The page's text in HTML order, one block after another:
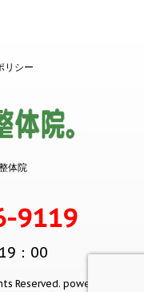
リシー
体院
9119
：00
Reserved. powered by